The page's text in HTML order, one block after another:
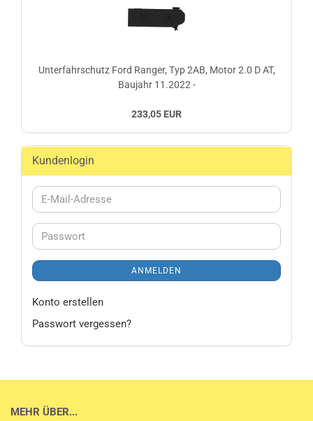
Unterfahrschutz Ford Ranger, Typ 2AB, Motor 2.0 D AT,
Baujahr 11.2022 -
233,05 EUR
Kundenlogin
E-
Mail-
Passwort
ANMELDEN
Konto erstellen
Passwort vergessen?
MEHR ÜBER...